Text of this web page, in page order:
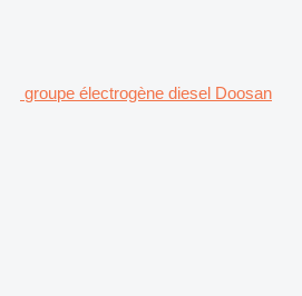
groupe électrogène diesel Doosan